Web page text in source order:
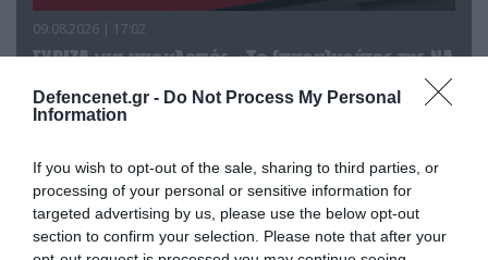
Defencenet.gr - Do Not Process My Personal
Information
If you wish to opt-out of the sale, sharing to third parties, or
processing of your personal or sensitive information for
targeted advertising by us, please use the below opt-out
section to confirm your selection. Please note that after your
09.08.2026 | 17:02
ΣΥΡΙΖΑ για υποκλοπές: «Το (παρα)κράτος της ΝΔ